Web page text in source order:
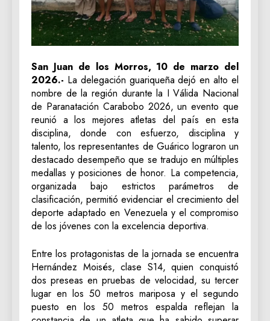
San Juan de los Morros, 10 de marzo del
2026.- La delegación guariqueña dejó en alto el
nombre de la región durante la I Válida Nacional
de Paranatación Carabobo 2026, un evento que
reunió a los mejores atletas del país en esta
disciplina, donde con esfuerzo, disciplina y
talento, los representantes de Guárico lograron un
destacado desempeño que se tradujo en múltiples
medallas y posiciones de honor. La competencia,
organizada bajo estrictos parámetros de
clasificación, permitió evidenciar el crecimiento del
deporte adaptado en Venezuela y el compromiso
de los jóvenes con la excelencia deportiva.
Entre los protagonistas de la jornada se encuentra
Hernández Moisés, clase S14, quien conquistó
dos preseas en pruebas de velocidad, su tercer
lugar en los 50 metros mariposa y el segundo
puesto en los 50 metros espalda reflejan la